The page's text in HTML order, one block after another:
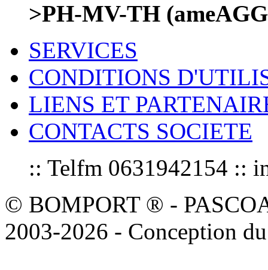
>PH-MV-TH
SERVICES
CONDITIONS
LIENS ET
CONTACTS SOCIETE
:: Telfm 0631942154 ::
© BOMPORT ® -
2003-2026 - Conception